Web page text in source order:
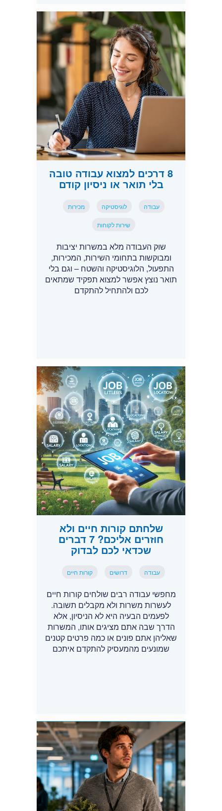
8 דרכים למצוא עבודה טובה
בלי תואר או ניסיון קודם
עבודה לוגיסטיקה מכירות
שירות לקוחות
שוק העבודה מלא במשרות יציבות
ומבוקשות בתחומי השירות, המכירות,
התפעול, הלוגיסטיקה והשטח – וגם בלי
תואר נוצץ אפשר למצוא תפקיד שמתאים
לכם ולהתחיל להתקדם
שלחתם קורות חיים ולא
חוזרים אליכם? 7 דברים
שכדאי לכם לבדוק
עבודה דרושים קורות חיים
מחפשי עבודה רבים שולחים קורות חיים
לעשרות משרות ולא מקבלים תשובה.
לפעמים הבעיה היא לא הניסיון, אלא
הדרך שבה אתם מציגים אותו, המשרות
שאליהן אתם פונים או כמה פרטים קטנים
שמונעים מהמעסיק להתקדם איתכם